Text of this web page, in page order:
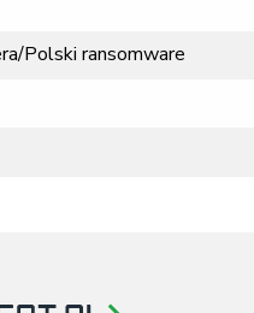
Polski ransomware